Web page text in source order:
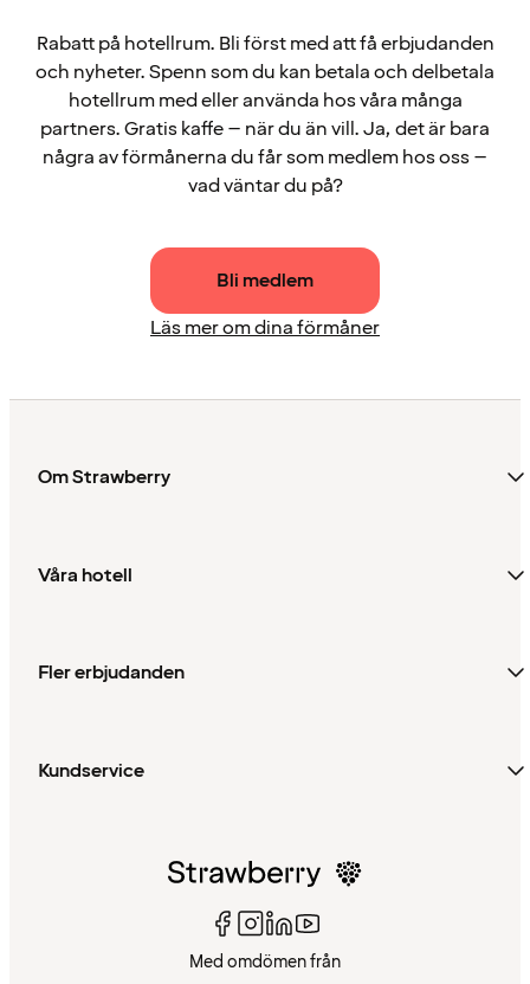
Rabatt på hotellrum. Bli först med att få erbjudanden
och nyheter. Spenn som du kan betala och delbetala
hotellrum med eller använda hos våra många
partners. Gratis kaffe – när du än vill. Ja, det är bara
några av förmånerna du får som medlem hos oss –
vad väntar du på?
Bli medlem
Läs mer om dina förmåner
Om Strawberry
Våra hotell
Fler erbjudanden
Kundservice
Med omdömen från